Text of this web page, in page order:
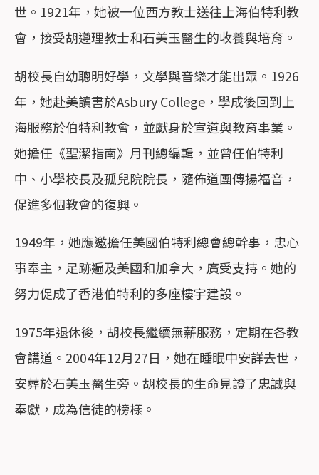
世。1921年，她被一位西方教士送往上海伯特利教
會，接受胡遵理教士和石美玉醫生的收養與培育。
胡校長自幼聰明好學，文學與音樂才能出眾。1926
年，她赴美讀書於Asbury College，學成後回到上
海服務於伯特利教會，並獻身於宣道與教育事業。
她擔任《聖潔指南》月刊總編輯，並曾任伯特利
中、小學校長及孤兒院院長，隨佈道團傳揚福音，
促進多個教會的復興。
1949年，她應邀擔任美國伯特利總會總幹事，忠心
事奉主，足跡遍及美國和加拿大，廣受支持。她的
努力促成了香港伯特利的多座樓宇建設。
1975年退休後，胡校長繼續無薪服務，定期在各教
會講道。2004年12月27日，她在睡眠中安詳去世，
安葬於石美玉醫生旁。胡校長的生命見證了忠誠與
奉獻，成為信徒的榜樣。